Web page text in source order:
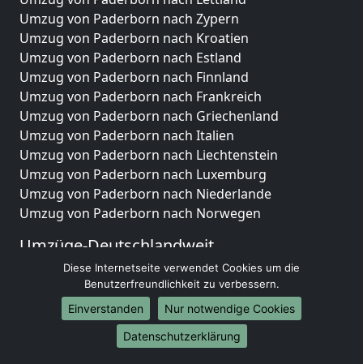
Umzug von Paderborn nach Zypern
Umzug von Paderborn nach Kroatien
Umzug von Paderborn nach Estland
Umzug von Paderborn nach Finnland
Umzug von Paderborn nach Frankreich
Umzug von Paderborn nach Griechenland
Umzug von Paderborn nach Italien
Umzug von Paderborn nach Liechtenstein
Umzug von Paderborn nach Luxemburg
Umzug von Paderborn nach Niederlande
Umzug von Paderborn nach Norwegen
Umzüge-Deutschlandweit
Umzug von Paderborn nach Berlin
Umzug von Paderborn nach Hamburg
Umzug von Paderborn nach München
Umzug von Paderborn nach Köln
Umzug von Paderborn nach Frankfurt am Main
Diese Internetseite verwendet Cookies um die
Benutzerfreundlichkeit zu verbessern.
Einverstanden
Nur notwendige Cookies
Datenschutzerklärung